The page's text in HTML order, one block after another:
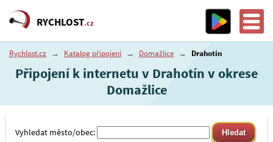
RYCHLOST.cz
Rychlost.cz → Katalog připojení → Domažlice → Drahotín
Připojení k internetu v Drahotín v okrese
Domažlice
Vyhledat město/obec: